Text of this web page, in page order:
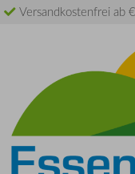
Versandkostenfrei ab